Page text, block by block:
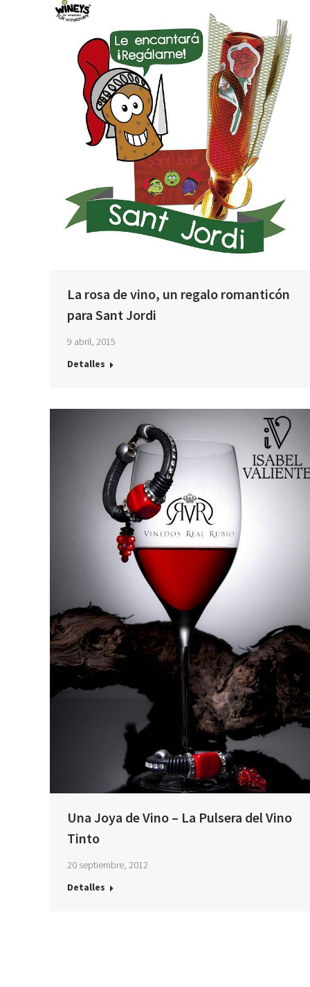
La rosa de vino, un regalo romanticón
para Sant Jordi
9 abril, 2015
Detalles
Una Joya de Vino – La Pulsera del Vino
Tinto
20 septiembre, 2012
Detalles